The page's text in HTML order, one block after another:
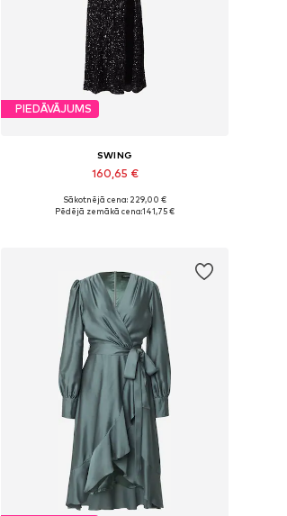
PIEDĀVĀJUMS
SWING
160,65 €
Pieejams daudzos izmēros
Sākotnējā cena: 229,00 €
Pēdējā zemākā cena:141,75 €